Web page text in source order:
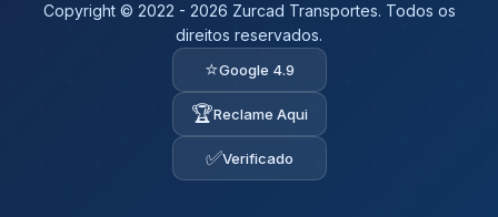
Copyright © 2022 - 2026 Zurcad Transportes. Todos os
direitos reservados.
⭐Google 4.9
🏆Reclame Aqui
✅Verificado